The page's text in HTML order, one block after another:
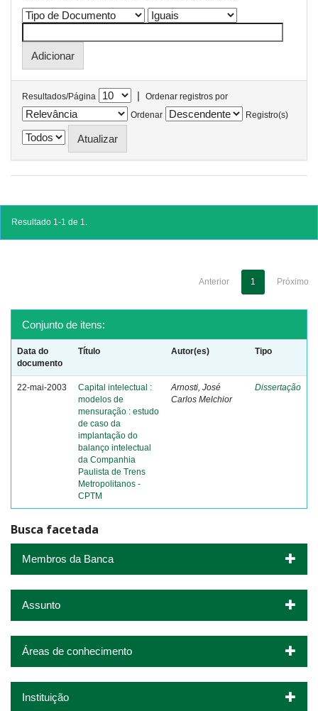
Resultados/Página |
Ordenar registros por
Ordenar
Registro(s)
Resultado 1-1 de 1.
Anterior 1 Próximo
Conjunto de itens:
Data do
documento
Título Autor(es) Tipo
22-mai-2003
Capital intelectual :
modelos de
mensuração : estudo
de caso da
implantação do
balanço intelectual
da Companhia
Paulista de Trens
Metropolitanos -
CPTM
Arnosti, José
Carlos Melchior
Dissertação
Busca facetada
Membros da Banca
Assunto
Áreas de conhecimento
Instituição